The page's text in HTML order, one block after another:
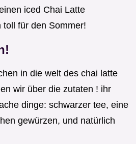
iced Chai Latte
für den Sommer!
in die welt des chai latte
wir über die zutaten ! ihr
dinge: schwarzer tee, eine
gewürzen, und natürlich